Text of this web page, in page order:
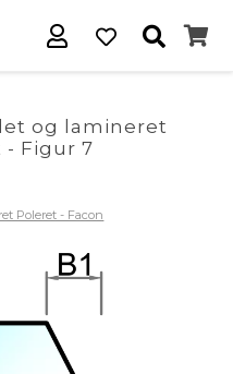
og lamineret
Figur 7
Poleret - Facon